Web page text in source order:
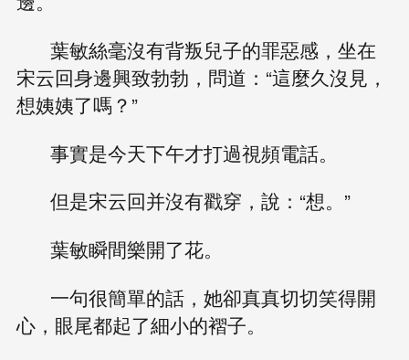
葉敏絲毫沒有背叛兒子的罪惡感，坐在
宋云回身邊興致勃勃，問道：“這麼久沒見，
想姨姨了嗎？”
事實是今天下午才打過視頻電話。
但是宋云回并沒有戳穿，說：“想。”
葉敏瞬間樂開了花。
一句很簡單的話，她卻真真切切笑得開
心，眼尾都起了細小的褶子。